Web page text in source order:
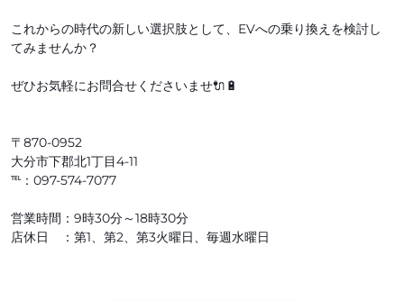
これからの時代の新しい選択肢として、EVへの乗り換えを検討し
てみませんか？
ぜひお気軽にお問合せくださいませ🔌🔋
〒870-0952
大分市下郡北1丁目4-11
℡：097-574-7077
営業時間：9時30分～18時30分
店休日 ：第1、第2、第3火曜日、毎週水曜日